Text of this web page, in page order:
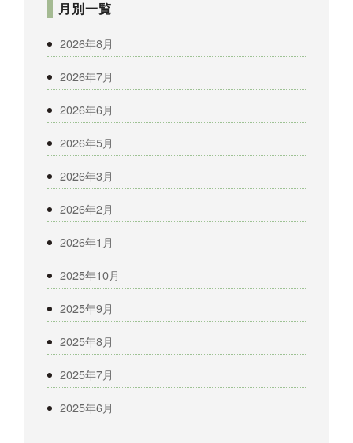
月別一覧
2026年8月
2026年7月
2026年6月
2026年5月
2026年3月
2026年2月
2026年1月
2025年10月
2025年9月
2025年8月
2025年7月
2025年6月